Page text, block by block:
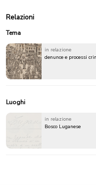
Relazioni
Tema
in relazione
denunce e processi
Luoghi
in relazione
Bosco Luganese